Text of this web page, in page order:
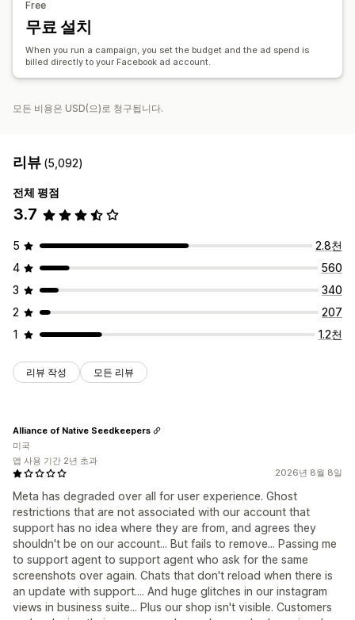
실적 분석
A/B 테스트 실적 추적 광고 비용 참여 메트릭 ROI 분석
클릭률
전환 추적
구매 전환당 비용
Free
무료 설치
When you run a campaign, you set the budget and the ad spend is
billed directly to your Facebook ad account.
모든 비용은 USD(으)로 청구됩니다.
리뷰 (5,092)
전체 평점
3.7
5
2.8천
4
560
3
340
2
207
1
1.2천
리뷰 작성 모든 리뷰
2026년 8월 8일
Meta has degraded over all for user experience. Ghost
restrictions that are not associated with our account that
support has no idea where they are from, and agrees they
shouldn't be on our account... But fails to remove... Passing me
to support agent to support agent who ask for the same
screenshots over again. Chats that don't reload when there is
an update with support.... And huge glitches in our instagram
views in business suite... Plus our shop isn't visible. Customers
Alliance of Native Seedkeepers
미국
앱 사용 기간 2년 초과